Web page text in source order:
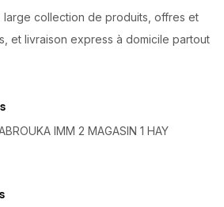
large collection de produits, offres et
et livraison express à domicile partout
IMM 2 MAGASIN 1 HAY